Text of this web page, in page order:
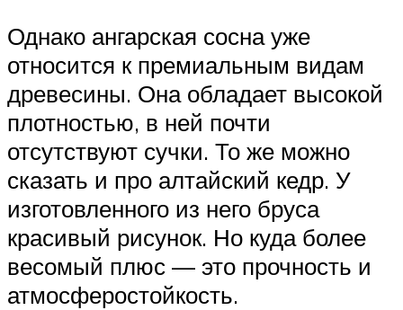
Однако ангарская сосна уже
относится к премиальным видам
древесины. Она обладает высокой
плотностью, в ней почти
отсутствуют сучки. То же можно
сказать и про алтайский кедр. У
изготовленного из него бруса
красивый рисунок. Но куда более
весомый плюс — это прочность и
атмосферостойкость.